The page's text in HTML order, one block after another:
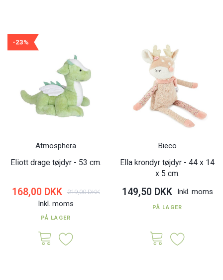
-23%
Atmosphera
Eliott drage tøjdyr - 53 cm.
168,00 DKK 219,00 DKK
Inkl. moms
PÅ LAGER
Bieco
Ella krondyr tøjdyr - 44 x 14
x 5 cm.
149,50 DKK Inkl. moms
PÅ LAGER